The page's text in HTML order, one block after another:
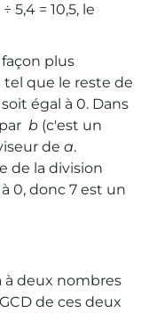
5,4 = 10,5, le
plus
tel que le reste de
soit égal à 0. Dans
par b (c'est un
de a.
de la division
0, donc 7 est un
à deux nombres
de ces deux